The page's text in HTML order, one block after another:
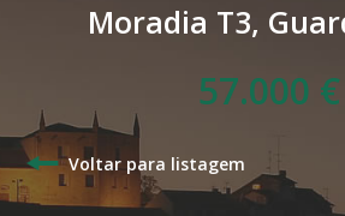
Moradia T3,
57.000 €
Voltar para listagem